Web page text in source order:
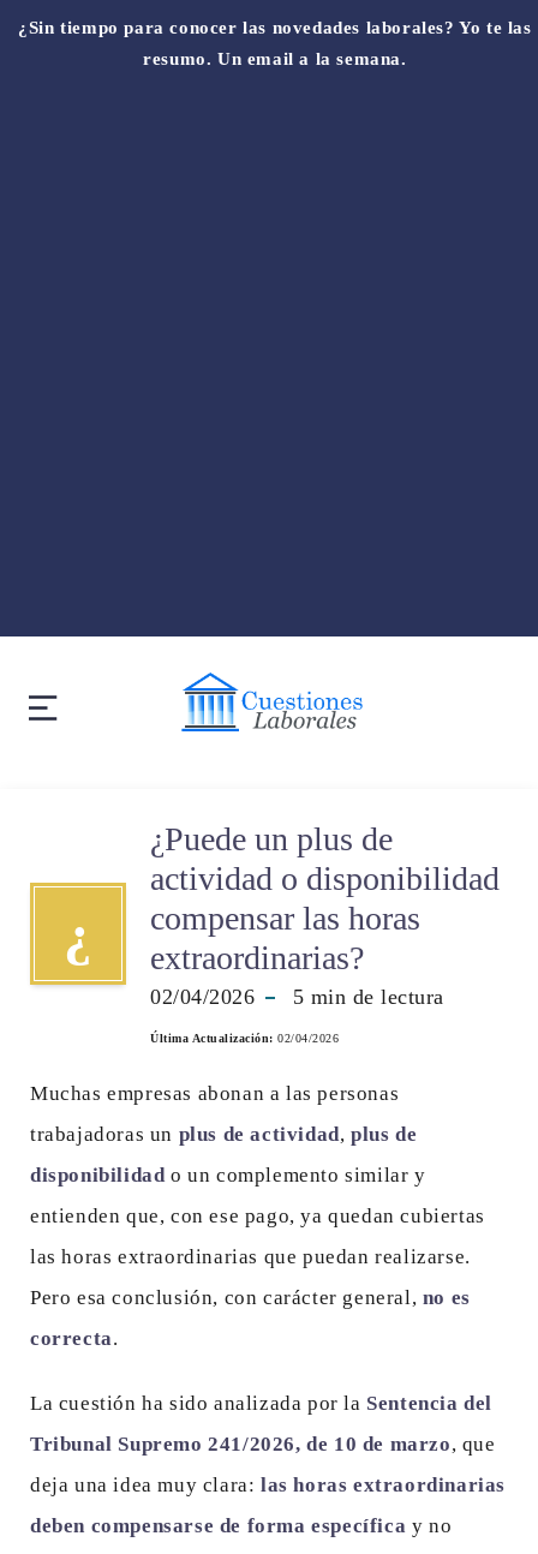
¿Sin tiempo para conocer las novedades laborales? Yo te las
resumo. Un email a la semana.
¿
¿Puede un plus de
actividad o disponibilidad
compensar las horas
extraordinarias?
02/04/2026 5 min de lectura
Última Actualización: 02/04/2026
Muchas empresas abonan a las personas
trabajadoras un plus de actividad,plus de
disponibilidad o un complemento similar y
entienden que, con ese pago, ya quedan cubiertas
las horas extraordinarias que puedan realizarse.
Pero esa conclusión, con carácter general, no es
correcta.
La cuestión ha sido analizada por la Sentencia del
Tribunal Supremo 241/2026, de 10 de marzo, que
deja una idea muy clara:las horas extraordinarias
deben compensarse de forma específica y no